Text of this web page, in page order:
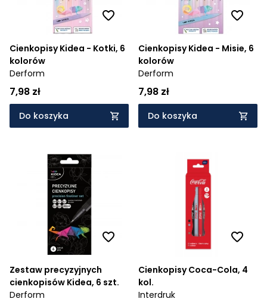
Cienkopisy Kidea - Kotki, 6
kolorów
Derform
7,98 zł
Do koszyka
Cienkopisy Kidea - Misie, 6
kolorów
Derform
7,98 zł
Do koszyka
Zestaw precyzyjnych
cienkopisów Kidea, 6 szt.
Derform
Cienkopisy Coca-Cola, 4
kol.
Interdruk